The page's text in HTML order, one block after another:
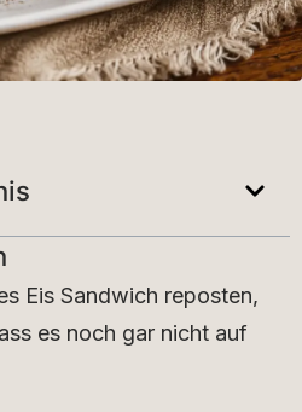
Eis Sandwich reposten,
es noch gar nicht auf